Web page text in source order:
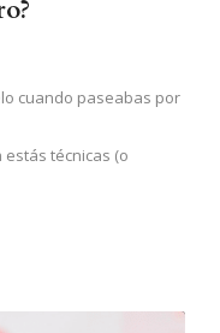
cuando paseabas por
estás técnicas (o